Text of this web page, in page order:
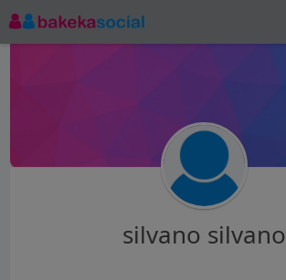
silvano silvano